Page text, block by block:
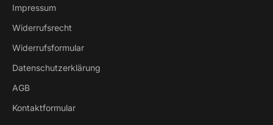
Impressum
Widerrufsrecht
Widerrufsformular
Datenschutzerklärung
AGB
Kontaktformular